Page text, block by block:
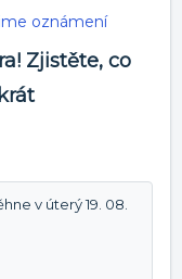
oznámení
Zjistěte, co
v úterý 19. 08.